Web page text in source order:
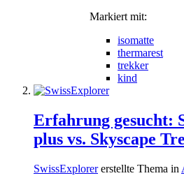
Markiert mit:
isomatte
thermarest
trekker
kind
Erfahrung gesucht:
plus vs. Skyscape
SwissExplorererstellte Thema in